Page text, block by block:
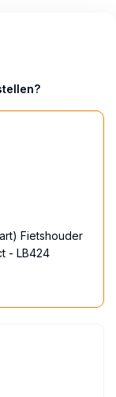
Fietshouder
- LB424